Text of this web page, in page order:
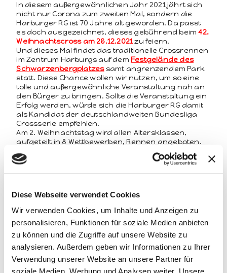
Diese Webseite verwendet Cookies
Wir verwenden Cookies, um Inhalte und Anzeigen zu
personalisieren, Funktionen für soziale Medien anbieten
zu können und die Zugriffe auf unsere Website zu
analysieren. Außerdem geben wir Informationen zu Ihrer
Verwendung unserer Website an unsere Partner für
In diesem außergewöhn­lichen Jahr 2021 jährt sich
nicht nur Coro­na zum zweit­en Mal, son­dern die
Har­burg­er RG ist 70 Jahre alt gewor­den. Da passt
es doch aus­geze­ich­net, dieses gebührend beim42.
Wei­h­nachtscross am 26.12.2021zu feiern.
Und dieses Mal find­et das tra­di­tionelle Cross­ren­nen
im Zen­trum Har­burgs auf demFest­gelände des
Schwarzen­berg­platzessamt angren­zen­dem Park
statt. Diese Chance wollen wir nutzen, um so eine
tolle und außergewöhn­liche Ver­anstal­tung nah an
den Bürg­er zu brin­gen. Sollte die Ver­anstal­tung ein
Erfolg wer­den, würde sich die Har­burg­er RG damit
als Kan­di­dat der deutsch­landweit­en Bun­desli­ga
Crossserie empfehlen.
Am 2. Wei­h­nacht­stag wird allen Alter­sklassen,
aufgeteilt in 8 Wet­tbe­wer­ben, Ren­nen ange­boten.
Das zur Stevens Cyclo Cross­cup-Serie zäh­lende
Ren­nen zieht seit Jahrzehn­ten nicht nur Nord­
mierte Profis wie Klaus-Peter Thaler, Mike Kluge und
Albert Zweifel vor Ort waren, aber so eine Ver­anstal­
tung, die nur zwei Wochen vor der Deutschen Meis­
ter­schaft ist, lassen sich viele Ren­n­fahrer aus ganz
Deutsch­land nicht entgehen.